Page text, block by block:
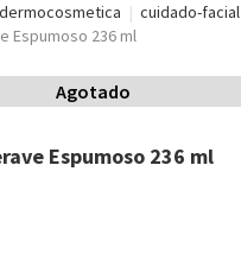
dermocosmetica
cuidado-facial
Espumoso 236 ml
Agotado
Espumoso 236 ml